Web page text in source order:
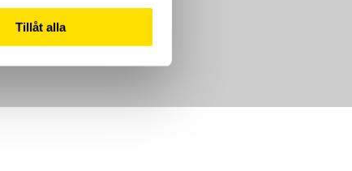
Tillåt alla